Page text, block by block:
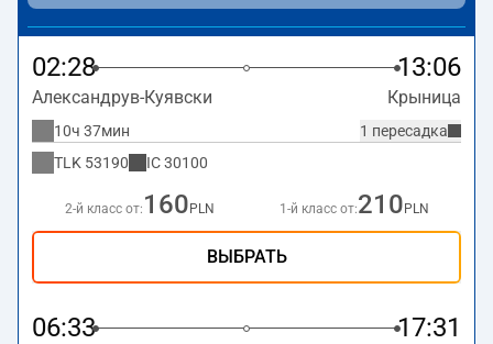
02:28 13:06
Александрув-Куявски Крыница
1 пересадка
10ч 37мин
TLK 53190 IC30100
2-й класс от: 160 PLN 1-й класс от:210 PLN
ВЫБРАТЬ
06:33 17:31